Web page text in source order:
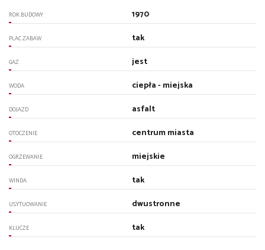
ROK BUDOWY 1970
PLAC ZABAW tak
GAZ jest
WODA ciepła - miejska
DOJAZD asfalt
OTOCZENIE centrum miasta
OGRZEWANIE miejskie
WINDA tak
USYTUOWANIE dwustronne
KLUCZE tak